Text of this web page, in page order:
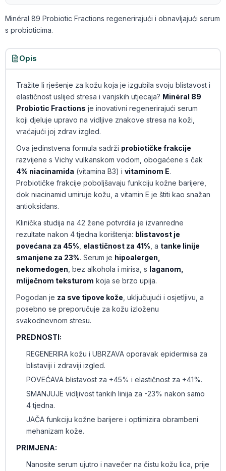
Minéral 89 Probiotic Fractions regenerirajući i obnavljajući serum
s probioticima.
Opis
Tražite li rješenje za kožu koja je izgubila svoju blistavost i
elastičnost uslijed stresa i vanjskih utjecaja? Minéral 89
Probiotic Fractions je inovativni regenerirajući serum
koji djeluje upravo na vidljive znakove stresa na koži,
vraćajući joj zdrav izgled.
Ova jedinstvena formula sadrži probiotičke frakcije
razvijene s Vichy vulkanskom vodom, obogaćene s čak
4% niacinamida (vitamina B3) i vitaminom E.
Probiotičke frakcije poboljšavaju funkciju kožne barijere,
dok niacinamid umiruje kožu, a vitamin E je štiti kao snažan
antioksidans.
Klinička studija na 42 žene potvrdila je izvanredne
rezultate nakon 4 tjedna korištenja: blistavost je
povećana za 45% elastičnost za 41% , a tanke linije
smanjene za 23%. Serum je hipoalergen,
nekomedogen , bez alkohola i mirisa, s laganom,
mliječnom teksturom koja se brzo upija.
Pogodan je za sve tipove kože , uključujući i osjetljivu, a
posebno se preporučuje za kožu izloženu
svakodnevnom stresu.
PREDNOSTI:
REGENERIRA kožu i UBRZAVA oporavak epidermisa za
blistaviji i zdraviji izgled.
POVEĆAVA blistavost za +45% i elastičnost za +41%.
SMANJUJE vidljivost tankih linija za -23% nakon samo
4 tjedna.
JAČA funkciju kožne barijere i optimizira obrambeni
mehanizam kože.
PRIMJENA:
Nanosite serum ujutro i navečer na čistu kožu lica, prije